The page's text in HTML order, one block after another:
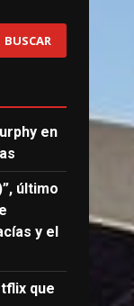
en
último
y el
que